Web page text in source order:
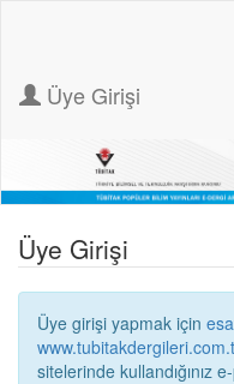
Üye Girişi
Üye Girişi
Üye girişi yapmak için
sitelerinde kullandığınız